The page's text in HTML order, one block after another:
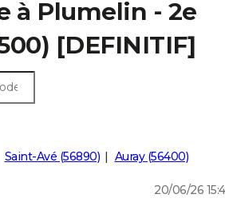
à Plumelin - 2e
[DEFINITIF]
Saint-Avé (56890) Auray (56400)
20/06/26